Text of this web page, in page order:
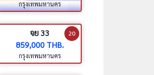
กรุงเทพมหานคร
จย 33
859,000 THB.
กรุงเทพมหานคร
20